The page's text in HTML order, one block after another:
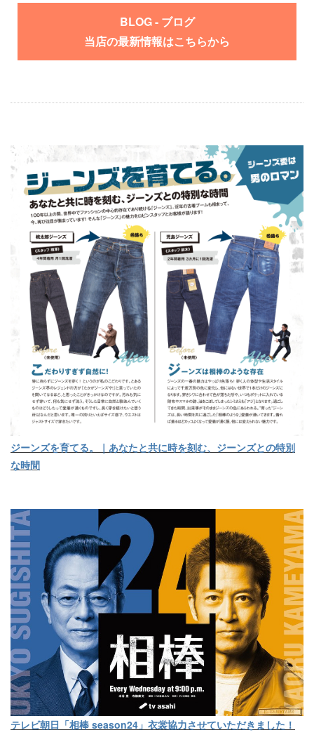
BLOG - ブログ
当店の最新情報はこちらから
ジーンズを育てる。｜あなたと共に時を刻む、ジーンズとの特別
な時間
テレビ朝日「相棒 season24」衣裳協力させていただきました！